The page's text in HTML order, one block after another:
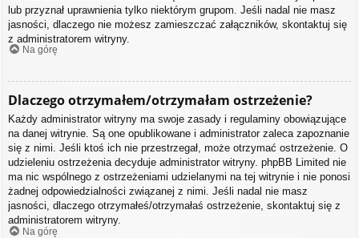
lub przyznał uprawnienia tylko niektórym grupom. Jeśli nadal nie masz
jasności, dlaczego nie możesz zamieszczać załączników, skontaktuj się
z administratorem witryny.
Na górę
Dlaczego otrzymałem/otrzymałam ostrzeżenie?
Każdy administrator witryny ma swoje zasady i regulaminy obowiązujące
na danej witrynie. Są one opublikowane i administrator zaleca zapoznanie
się z nimi. Jeśli ktoś ich nie przestrzegał, może otrzymać ostrzeżenie. O
udzieleniu ostrzeżenia decyduje administrator witryny. phpBB Limited nie
ma nic wspólnego z ostrzeżeniami udzielanymi na tej witrynie i nie ponosi
żadnej odpowiedzialności związanej z nimi. Jeśli nadal nie masz
jasności, dlaczego otrzymałeś/otrzymałaś ostrzeżenie, skontaktuj się z
administratorem witryny.
Na górę